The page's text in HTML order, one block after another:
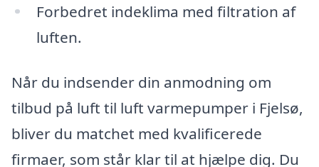
Forbedret indeklima med filtration af
luften.
Når du indsender din anmodning om
tilbud på luft til luft varmepumper i Fjelsø,
bliver du matchet med kvalificerede
firmaer, som står klar til at hjælpe dig. Du